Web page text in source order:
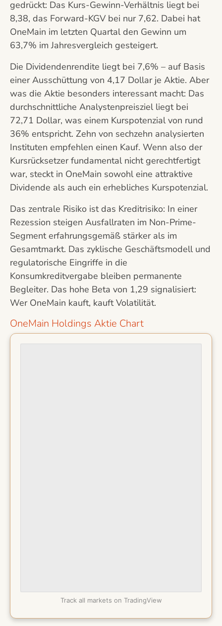
gedrückt: Das Kurs-Gewinn-Verhältnis liegt bei
8,38, das Forward-KGV bei nur 7,62. Dabei hat
OneMain im letzten Quartal den Gewinn um
63,7% im Jahresvergleich gesteigert.
Die Dividendenrendite liegt bei 7,6% – auf Basis
einer Ausschüttung von 4,17 Dollar je Aktie. Aber
was die Aktie besonders interessant macht: Das
durchschnittliche Analystenpreisziel liegt bei
72,71 Dollar, was einem Kurspotenzial von rund
36% entspricht. Zehn von sechzehn analysierten
Instituten empfehlen einen Kauf. Wenn also der
Kursrücksetzer fundamental nicht gerechtfertigt
war, steckt in OneMain sowohl eine attraktive
Dividende als auch ein erhebliches Kurspotenzial.
Das zentrale Risiko ist das Kreditrisiko: In einer
Rezession steigen Ausfallraten im Non-Prime-
Segment erfahrungsgemäß stärker als im
Gesamtmarkt. Das zyklische Geschäftsmodell und
regulatorische Eingriffe in die
Konsumkreditvergabe bleiben permanente
Begleiter. Das hohe Beta von 1,29 signalisiert:
Wer OneMain kauft, kauft Volatilität.
OneMain Holdings Aktie Chart
Track all markets on TradingView